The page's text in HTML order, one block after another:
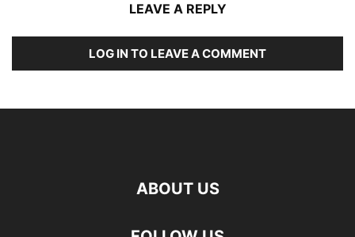
LEAVE A REPLY
LOG IN TO LEAVE A COMMENT
ABOUT US